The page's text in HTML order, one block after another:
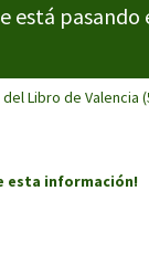
está
Libro de Valencia
esta información!